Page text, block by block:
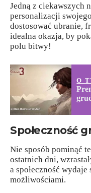
Jedną z ciekawszych
personalizacji
dostosować ubranie,
idealna okazja, by
polu bitwy!
O
Społeczność
Nie sposób pominąć
ostatnich dni,
a społeczność
możliwościami.